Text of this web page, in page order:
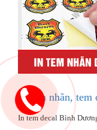
In tem nhãn,
In tem decal Bình